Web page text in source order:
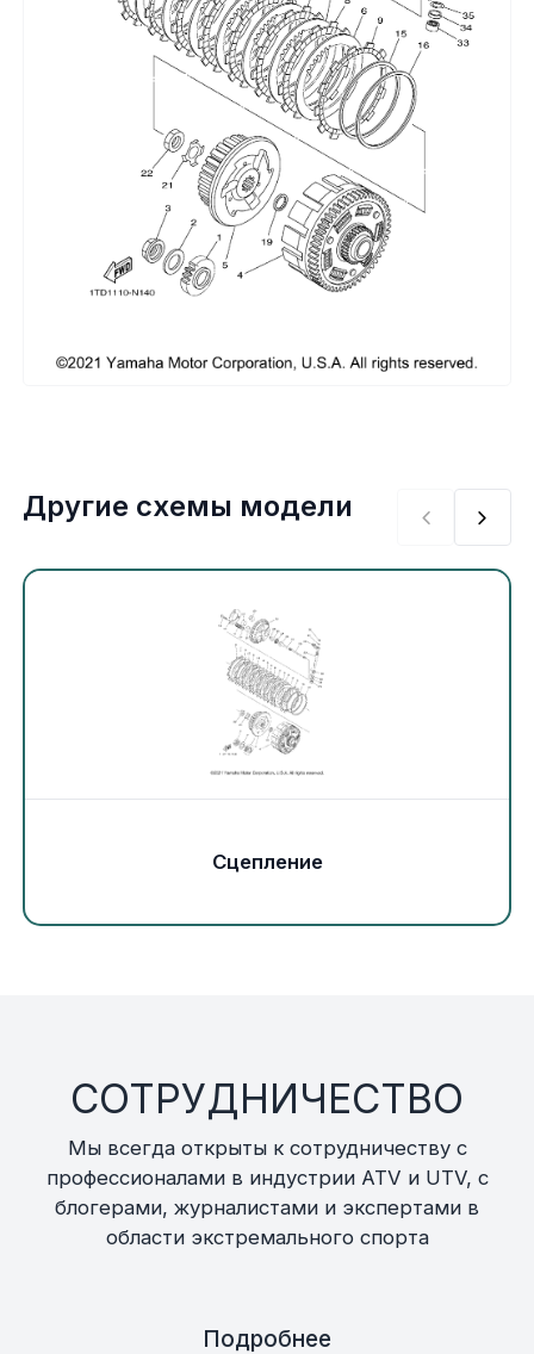
Топливная система
Тормозная система
Трансмиссия
Управление
Электрика
Другое
Движители (гребные винты)
Якорное оборудование
Другие схемы модели
Сцепление
СОТРУДНИЧЕСТВО
Мы всегда открыты к сотрудничеству с
профессионалами в индустрии ATV и UTV, с
блогерами, журналистами и экспертами в
области экстремального спорта
Подробнее